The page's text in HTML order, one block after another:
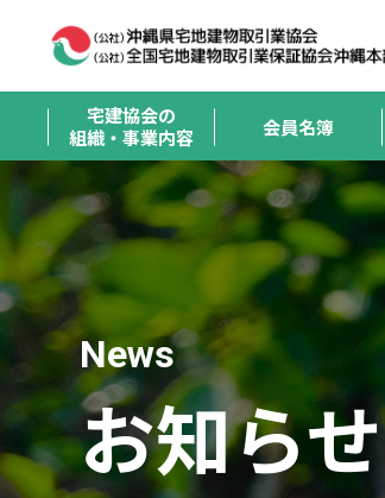
宅建協会の
組織・事業内容
会員名簿
News
お知らせ